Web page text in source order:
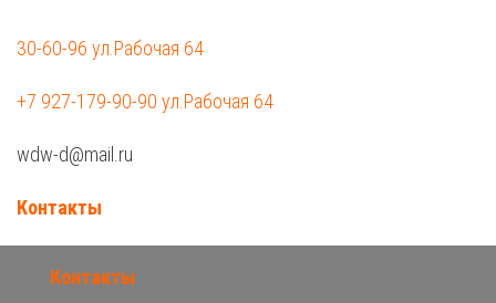
30-60-96 ул.Рабочая 64
+7 927-179-90-90 ул.Рабочая 64
wdw-d@mail.ru
Контакты
Контакты